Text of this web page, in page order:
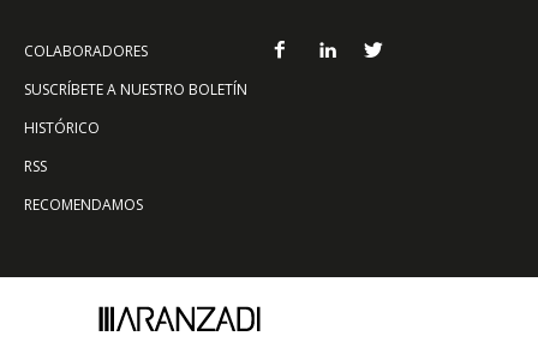
COLABORADORES
SUSCRÍBETE A NUESTRO BOLETÍN
HISTÓRICO
RSS
RECOMENDAMOS